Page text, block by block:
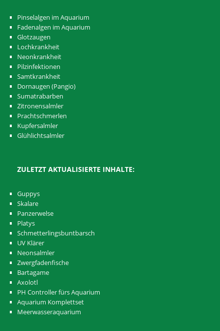
Pinselalgen im Aquarium
Fadenalgen im Aquarium
Glotzaugen
Lochkrankheit
Neonkrankheit
Pilzinfektionen
Samtkrankheit
Dornaugen (Pangio)
Sumatrabarben
Zitronensalmler
Prachtschmerlen
Kupfersalmler
Glühlichtsalmler
ZULETZT AKTUALISIERTE INHALTE:
Guppys
Skalare
Panzerwelse
Platys
Schmetterlingsbuntbarsch
UV Klärer
Neonsalmler
Zwergfadenfische
Bartagame
Axolotl
PH Controller fürs Aquarium
Aquarium Komplettset
Meerwasseraquarium